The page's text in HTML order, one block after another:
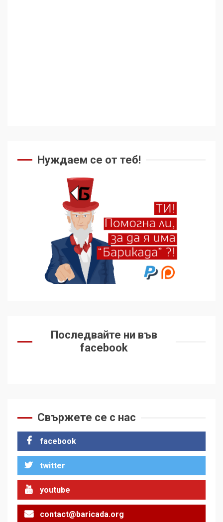
Нуждаем се от теб!
Последвайте ни във
facebook
Свържете се с нас
facebook
twitter
youtube
contact@baricada.org